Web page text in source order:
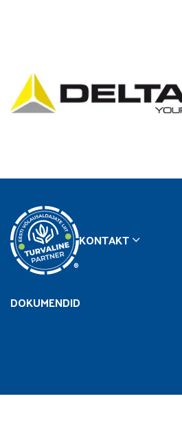
®
KONTAKT
DOKUMENDID